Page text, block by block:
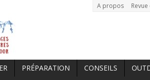
A propos
PRÉPARATION CONSEILS